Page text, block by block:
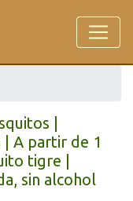
|
| A partir de 1
tigre |
sin alcohol